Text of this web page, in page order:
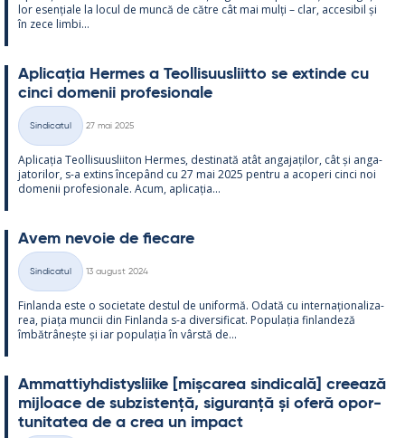
lor esențiale la locul de muncă de către cât mai mulți – clar, acce­si­bil și
în zece limbi...
Aplicația Her­mes a Teol­li­suus­liitto se ex­tinde cu
cinci do­me­nii pro­fe­sio­nale
Categorii
Sindicatul
27 mai 2025
Aplicația Teol­li­suus­lii­ton Her­mes, des­ti­nată atât an­ga­jați­lor, cât și an­ga­
ja­to­ri­lor, s-a ex­tins începând cu 27 mai 2025 pentru a aco­peri cinci noi
do­me­nii pro­fe­sio­nale. Acum, aplicația...
Avem ne­voie de fiecare
Categorii
Sindicatul
13 august 2024
Fin­landa este o socie­tate des­tul de uni­formă. Odată cu in­ter­națio­na­liza­
rea, piața muncii din Fin­landa s-a di­ver­si­ficat. Po­pu­lația fin­lan­deză
îmbătrâ­nește și iar po­pu­lația în vârstă de...
Am­mat­tiyh­dis­tys­liike [mișca­rea sin­dicală] cree­ază
mij­loace de subzis­tență, si­gu­ranță și oferă opor­
tu­ni­ta­tea de a crea un im­pact